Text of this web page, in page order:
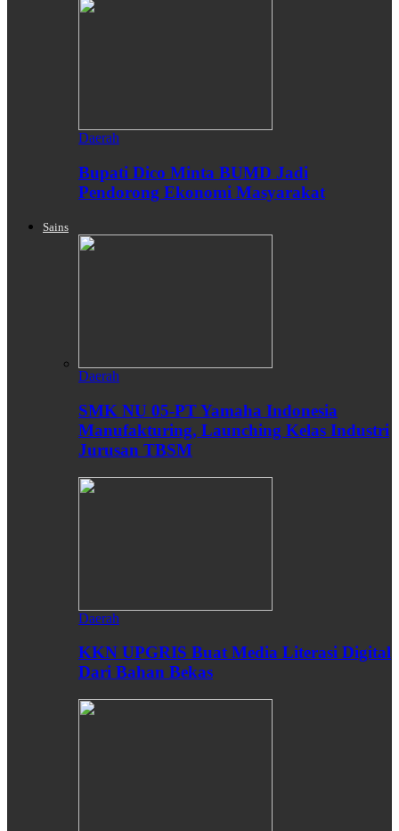
Daerah
Bupati Dico Minta BUMD Jadi
Pendorong Ekonomi Masyarakat
Sains
Daerah
SMK NU 05-PT Yamaha Indonesia
Manufakturing, Launching Kelas Industri
Jurusan TBSM
Daerah
KKN UPGRIS Buat Media Literasi Digital
Dari Bahan Bekas